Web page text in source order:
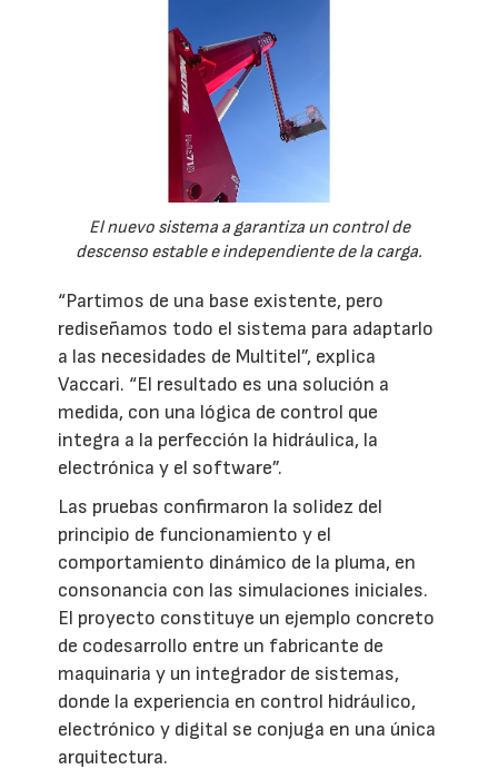
El nuevo sistema a garantiza un control de
descenso estable e independiente de la carga.
“Partimos de una base existente, pero
rediseñamos todo el sistema para adaptarlo
a las necesidades de Multitel”, explica
Vaccari. “El resultado es una solución a
medida, con una lógica de control que
integra a la perfección la hidráulica, la
electrónica y el software”.
Las pruebas confirmaron la solidez del
principio de funcionamiento y el
comportamiento dinámico de la pluma, en
consonancia con las simulaciones iniciales.
El proyecto constituye un ejemplo concreto
de codesarrollo entre un fabricante de
maquinaria y un integrador de sistemas,
donde la experiencia en control hidráulico,
electrónico y digital se conjuga en una única
arquitectura.